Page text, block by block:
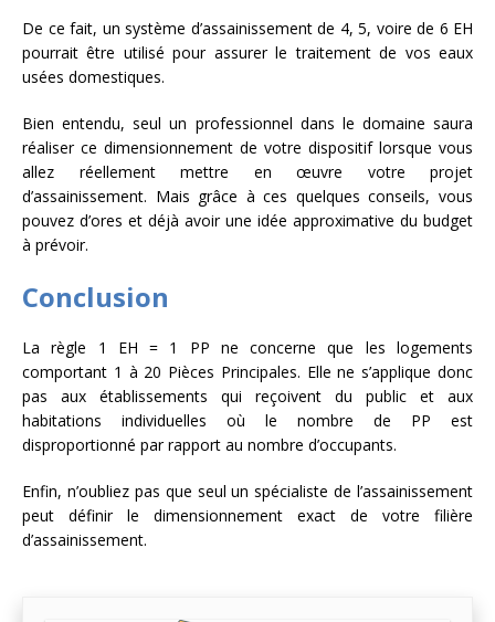
De ce fait, un système d’assainissement de 4, 5, voire de 6 EH
pourrait être utilisé pour assurer le traitement de vos eaux
usées domestiques.
Bien entendu, seul un professionnel dans le domaine saura
réaliser ce dimensionnement de votre dispositif lorsque vous
allez réellement mettre en œuvre votre projet
d’assainissement. Mais grâce à ces quelques conseils, vous
pouvez d’ores et déjà avoir une idée approximative du budget
à prévoir.
Conclusion
La règle 1 EH = 1 PP ne concerne que les logements
comportant 1 à 20 Pièces Principales. Elle ne s’applique donc
pas aux établissements qui reçoivent du public et aux
habitations individuelles où le nombre de PP est
disproportionné par rapport au nombre d’occupants.
Enfin, n’oubliez pas que seul un spécialiste de l’assainissement
peut définir le dimensionnement exact de votre filière
d’assainissement.